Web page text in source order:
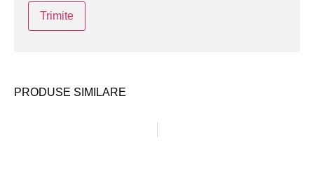
PRODUSE SIMILARE